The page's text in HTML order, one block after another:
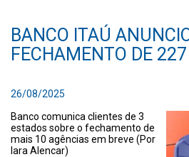
BANCO ITAÚ
FECHAMENTO DE
26/08/2025
Banco comunica clientes de 3
estados sobre o fechamento de
mais 10 agências em breve (Por
Iara Alencar)